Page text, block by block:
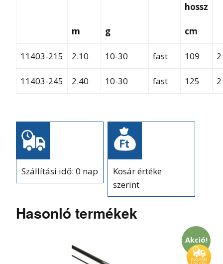
hossz
m g cm
11403-215 2.10 10-30 fast 109 2
11403-245 2.40 10-30 fast 125 2
Szállítási idő: 0 nap
Kosár értéke
szerint
Hasonló termékek
Akció!